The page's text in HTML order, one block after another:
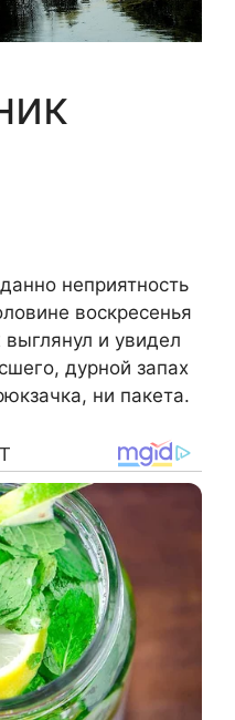
неприятность
воскресенья
и увидел
дурной запах
ни пакета.